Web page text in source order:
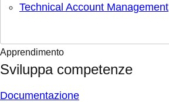
Technical Account Management
Apprendimento
Sviluppa competenze
Documentazione